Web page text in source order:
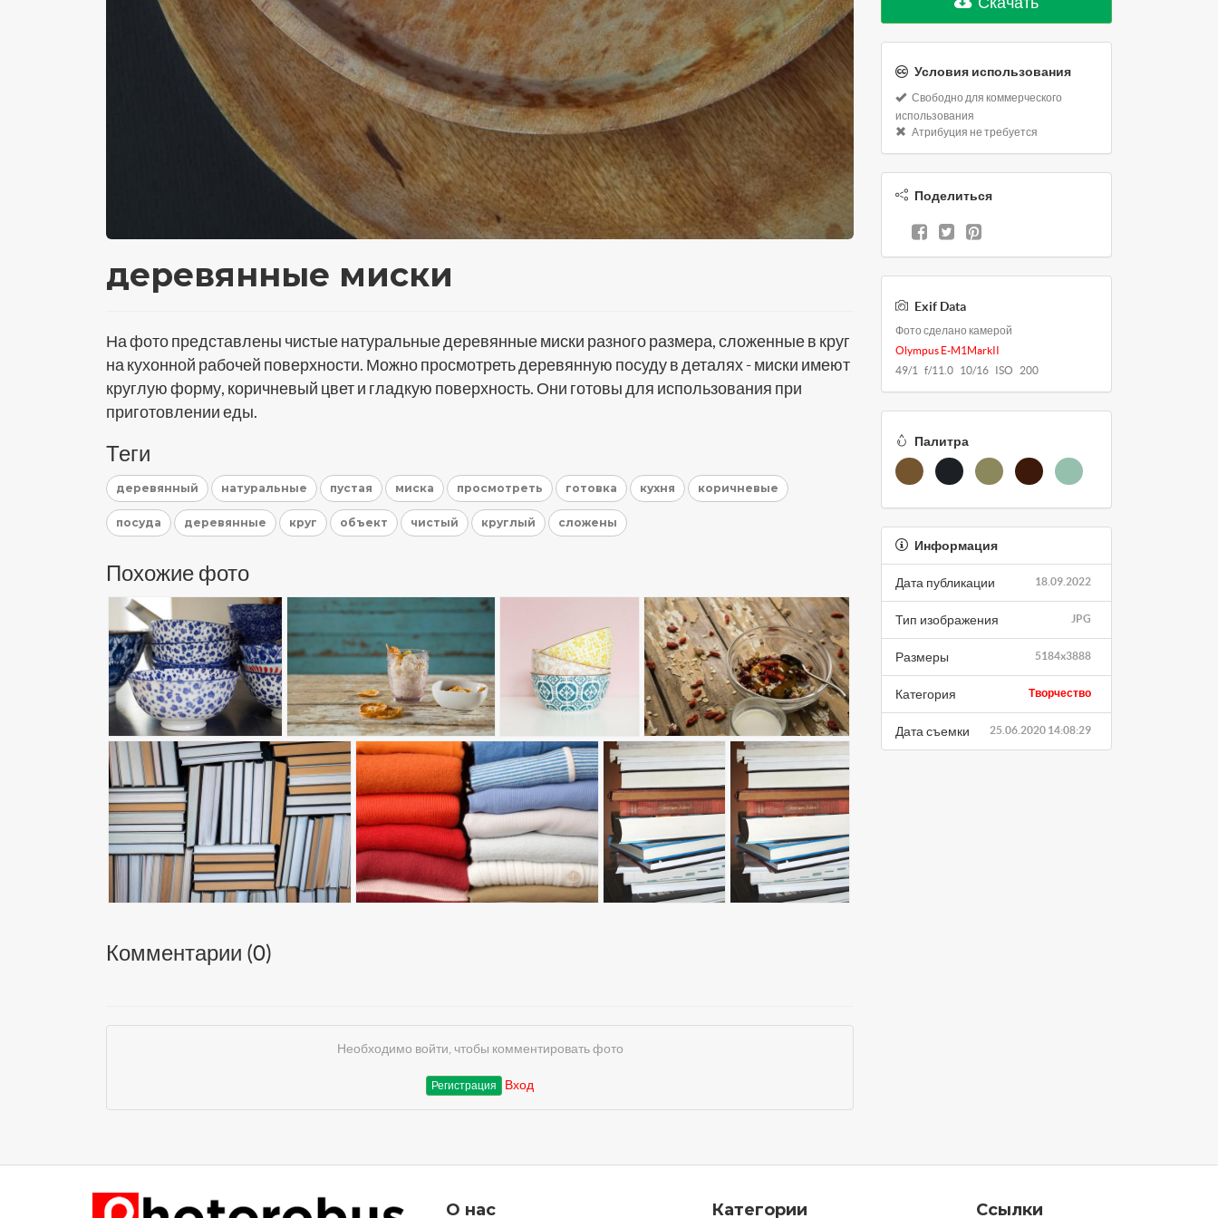
деревянные миски
На фото представлены чистые натуральные деревянные миски разного размера, сложенные в круг
на кухонной рабочей поверхности. Можно просмотреть деревянную посуду в деталях - миски имеют
круглую форму, коричневый цвет и гладкую поверхность. Они готовы для использования при
приготовлении еды.
Теги
деревянный натуральные пустая миска просмотреть готовка кухня коричневые
посуда деревянные круг объект чистый круглый сложены
Похожие фото
Комментарии (0)
Необходимо войти, чтобы комментировать фото
Регистрация Вход
Условия использования
Свободно для коммерческого
использования
Атрибуция не требуется
Поделиться
Exif Data
Фото сделано камерой
Olympus E-M1MarkII
49/1 f/11.0 10/16 ISO 200
Палитра
Информация
18.09.2022
Дата публикации
JPG
Тип изображения
5184x3888
Размеры
Творчество
Категория
25.06.2020 14:08:29
Дата съемки
О нас Категории Ссылки